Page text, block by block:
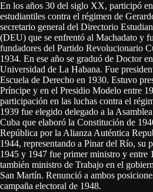
En los años 30 del siglo XX, participó
estudiantiles contra el régimen de
secretario general del Directorio
(DEU) que se enfrentó al Machadato y
fundadores del Partido Revolucionario
1934. En ese año se graduó de Doctor
Universidad de La Habana. Fue
Escuela de Derecho en 1930. Estuvo
Príncipe y en el Presidio Modelo entre
participación en las luchas contra el
1939 fue elegido delegado a la
Cuba que elaboró la Constitución de
República por la Alianza Auténtica
1944, representando a Pinar del Río, su
1945 y 1947 fue primer ministro y entre
también ministro de Trabajo en el
San Martín. Renunció a ambos
campaña electoral de 1948.